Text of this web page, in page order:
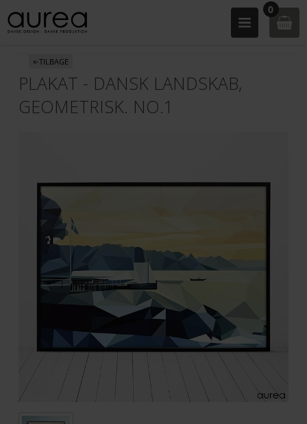
0
«-TILBAGE
PLAKAT - DANSK LANDSKAB,
GEOMETRISK. NO.1